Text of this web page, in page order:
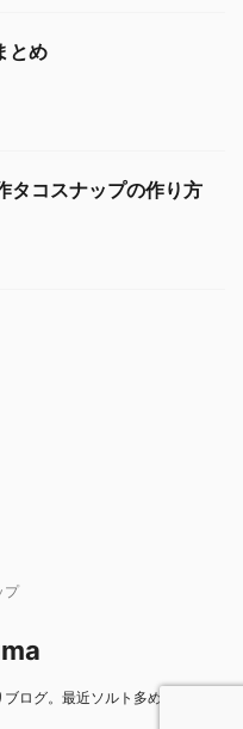
とめ
タコスナップの作り方
プ
ログ。最近ソルト多め。